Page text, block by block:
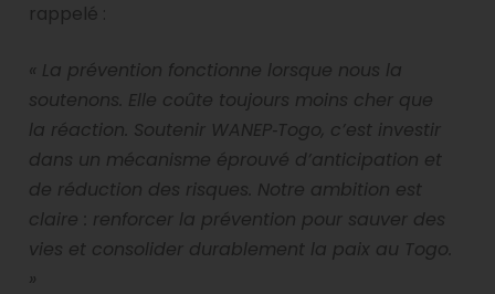
rappelé :
« La prévention fonctionne lorsque nous la
soutenons. Elle coûte toujours moins cher que
la réaction. Soutenir WANEP‑Togo, c’est investir
dans un mécanisme éprouvé d’anticipation et
de réduction des risques. Notre ambition est
claire : renforcer la prévention pour sauver des
vies et consolider durablement la paix au Togo.
»